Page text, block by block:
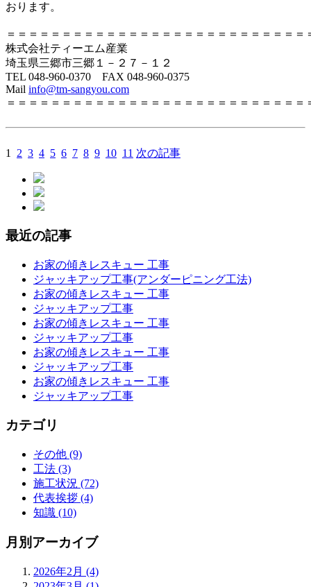
おります。
＝＝＝＝＝＝＝＝＝＝＝＝＝＝＝＝＝＝＝＝＝＝＝＝＝＝＝
株式会社ティーエム産業
埼玉県三郷市三郷１－２７－１２
TEL 048-960-0370 FAX 048-960-0375
Mail info@tm-sangyou.com
＝＝＝＝＝＝＝＝＝＝＝＝＝＝＝＝＝＝＝＝＝＝＝＝＝＝＝
1 2 3 4 5 6 7 8 9 10 11 次の記事
最近の記事
お家の傾きレスキュー 工事
ジャッキアップ工事(アンダーピニング工法)
お家の傾きレスキュー 工事
ジャッキアップ工事
お家の傾きレスキュー 工事
ジャッキアップ工事
お家の傾きレスキュー 工事
ジャッキアップ工事
お家の傾きレスキュー 工事
ジャッキアップ工事
カテゴリ
その他 (9)
工法 (3)
施工状況 (72)
代表挨拶 (4)
知識 (10)
月別アーカイブ
2026年2月 (4)